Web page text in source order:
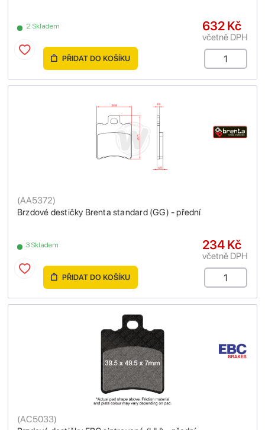
2 Skladem 632 Kč
včetně DPH
PŘIDAT DO KOŠÍKU
Brzdové destičky Brenta standard (GG) - přední
(AA5372)
3 Skladem 234 Kč
včetně DPH
PŘIDAT DO KOŠÍKU
(AC5033)